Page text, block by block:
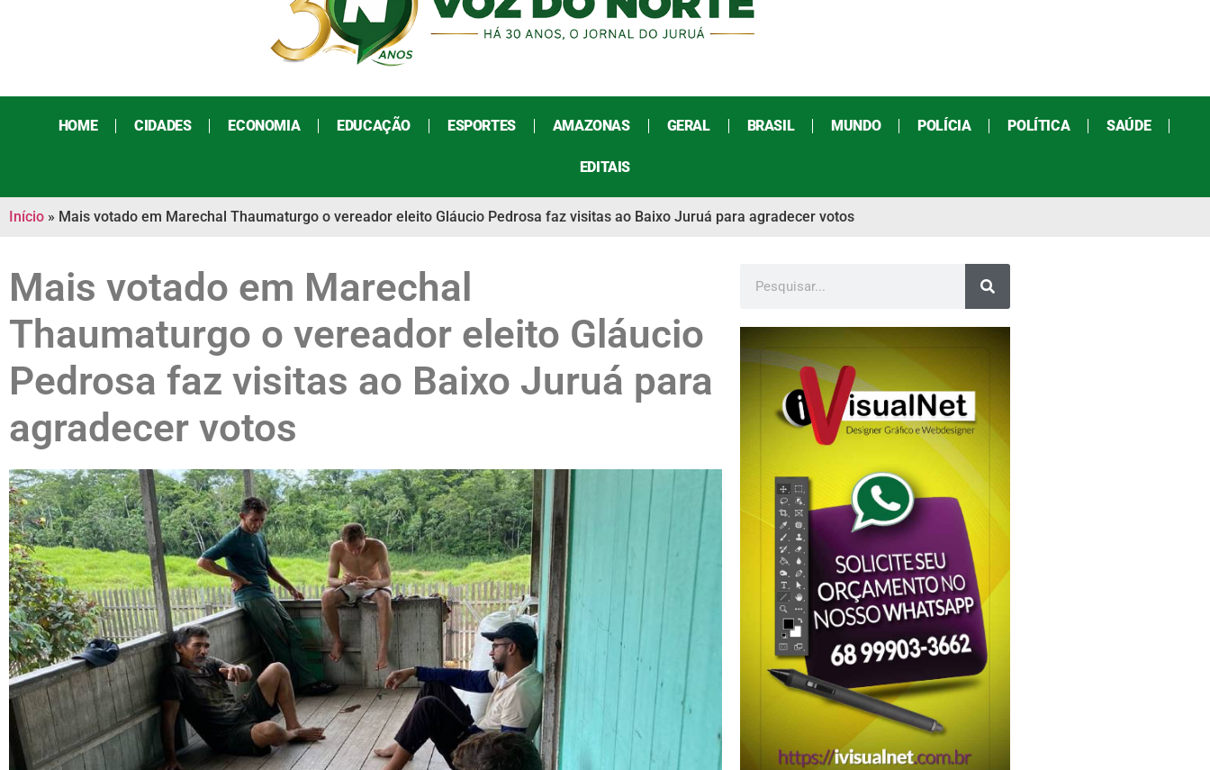
HOME CIDADES ECONOMIA EDUCAÇÃO ESPORTES AMAZONAS GERAL BRASIL MUNDO POLÍCIA POLÍTICA SAÚDE
EDITAIS
Início » Mais votado em Marechal Thaumaturgo o vereador eleito Gláucio Pedrosa faz visitas ao Baixo Juruá para agradecer votos
Mais votado em Marechal
Thaumaturgo o vereador eleito Gláucio
Pedrosa faz visitas ao Baixo Juruá para
agradecer votos